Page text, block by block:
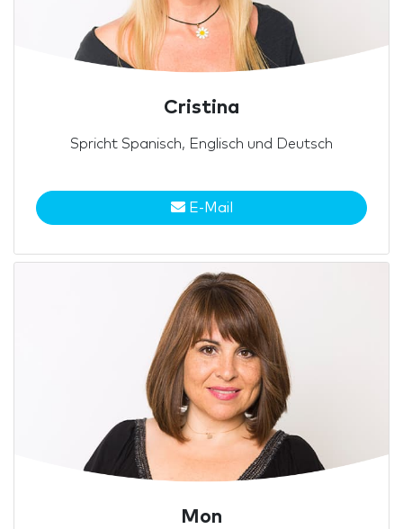
Cristina
Spricht Spanisch, Englisch und Deutsch
E-Mail
Mon